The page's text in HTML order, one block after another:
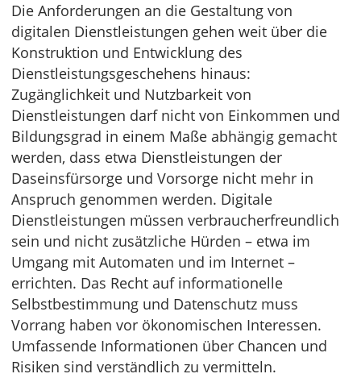
Die Anforderungen an die Gestaltung von
digitalen Dienstleistungen gehen weit über die
Konstruktion und Entwicklung des
Dienstleistungsgeschehens hinaus:
Zugänglichkeit und Nutzbarkeit von
Dienstleistungen darf nicht von Einkommen und
Bildungsgrad in einem Maße abhängig gemacht
werden, dass etwa Dienstleistungen der
Daseinsfürsorge und Vorsorge nicht mehr in
Anspruch genommen werden. Digitale
Dienstleistungen müssen verbraucherfreundlich
sein und nicht zusätzliche Hürden – etwa im
Umgang mit Automaten und im Internet –
errichten. Das Recht auf informationelle
Selbstbestimmung und Datenschutz muss
Vorrang haben vor ökonomischen Interessen.
Umfassende Informationen über Chancen und
Risiken sind verständlich zu vermitteln.